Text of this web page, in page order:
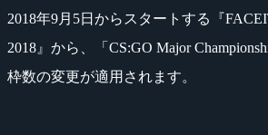
2018年9月5日からスタートする『
2018』から、「CS:GO Major
枠数の変更が適用されます。